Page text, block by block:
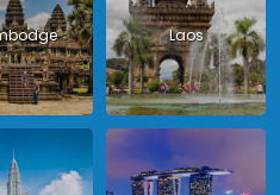
Laos